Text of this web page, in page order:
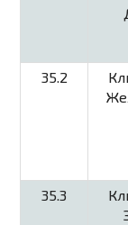
35.2
35.3